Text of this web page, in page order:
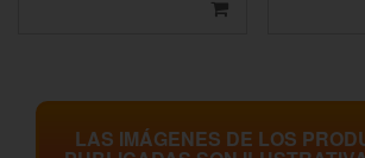
LAS IMÁGENES DE LOS